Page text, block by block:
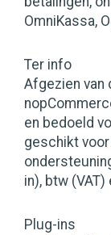
OmniKassa,
Ter info
Afgezien van
en bedoeld
geschikt
in), btw
Plug-ins